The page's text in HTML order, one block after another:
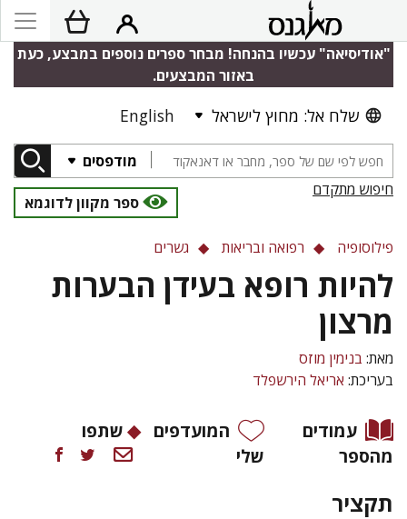
"אודיסיאה" עכשיו בהנחה! מבחר ספרים נוספים במבצע, כעת
באזור המבצעים.
שלח אל: מחוץ לישראל English
מודפסים
חיפוש מתקדם
ספר מקוון לדוגמא
פילוסופיה רפואה ובריאות גשרים
להיות רופא בעידן הבערות
מרצון
מאת: בנימין מוזס
בעריכת: אריאל הירשפלד
עמודים
מהספר
המועדפים
שלי
שתפו
תקציר